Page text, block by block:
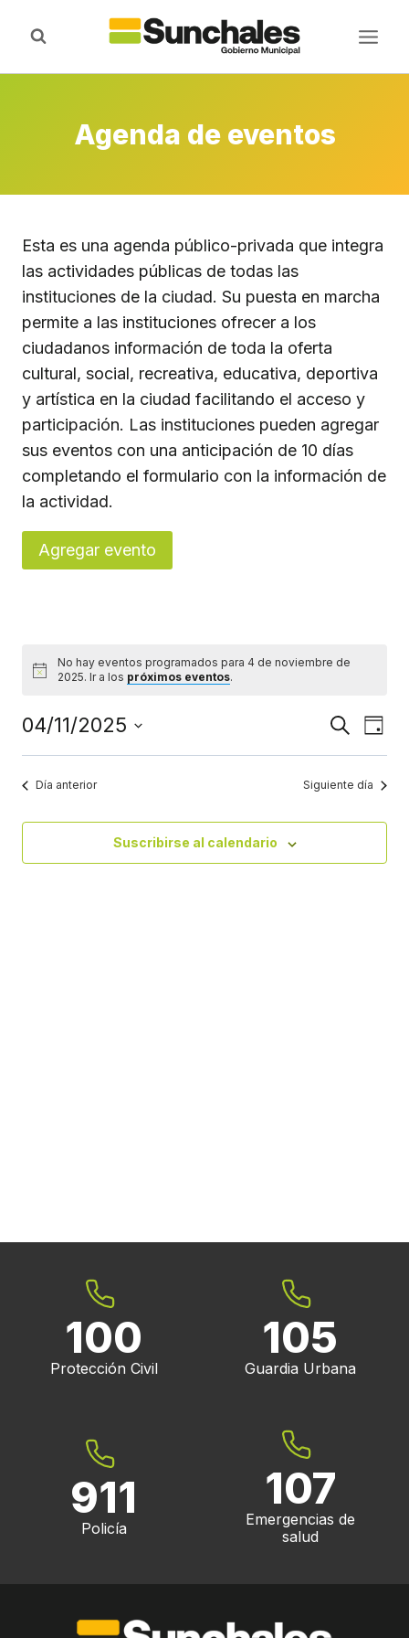
Agenda de eventos
Esta es una agenda público-privada que integra
las actividades públicas de todas las
instituciones de la ciudad. Su puesta en marcha
permite a las instituciones ofrecer a los
ciudadanos información de toda la oferta
cultural, social, recreativa, educativa, deportiva
y artística en la ciudad facilitando el acceso y
participación. Las instituciones pueden agregar
sus eventos con una anticipación de 10 días
completando el formulario con la información de
la actividad.
Agregar evento
Aviso
No hay eventos programados para 4 de noviembre de
2025. Ir a los próximos eventos.
de
y
Buscar
de
Día
04/11/2025
Seleccionar
fecha.
Día anterior Siguiente día
Suscribirse al calendario
100
Protección Civil
105
Guardia Urbana
911
Policía
107
Emergencias de
salud